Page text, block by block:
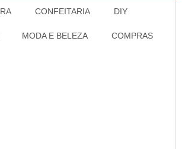
CONFEITARIA DIY
MODA E BELEZA COMPRAS